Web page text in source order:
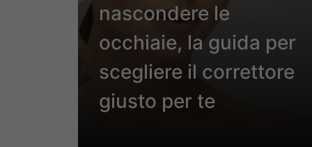
nascondere le
occhiaie, la guida per
scegliere il correttore
giusto per te